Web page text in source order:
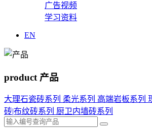
广告视频
学习资料
EN
product 产品
大理石瓷砖系列 柔光系列 高端岩板系列
砖|布纹砖系列 厨卫内墙砖系列